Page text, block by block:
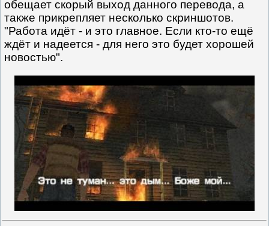
обещает скорый выход данного перевода, а
также прикрепляет несколько скриншотов.
"Работа идёт - и это главное. Если кто-то ещё
ждёт и надеется - для него это будет хорошей
новостью".